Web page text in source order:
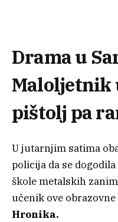
Drama u
Maloljetnik
pištolj pa
U jutarnjim satima
policija da se
škole metalskih
učenik ove
Hronika.